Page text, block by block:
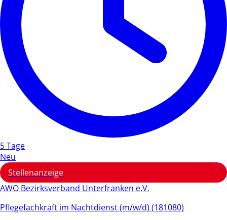
5 Tage
Neu
Stellenanzeige
AWO Bezirksverband Unterfranken e.V.
Pflegefachkraft im Nachtdienst (m/w/d) (181080)